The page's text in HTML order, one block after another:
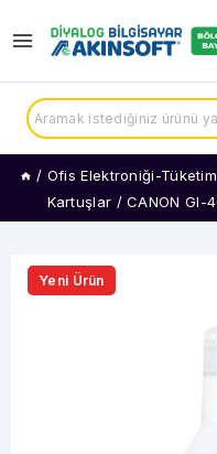
/ Ofis Elektroniği-
Kartuşlar / CANON GI-
Yeni Ürün